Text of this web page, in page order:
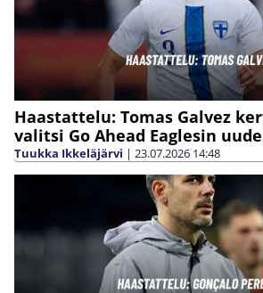
Haastattelu: Tomas Galvez
valitsi Go Ahead Eaglesin
Tuukka Ikkeläjärvi | 23.07.2026 14:48